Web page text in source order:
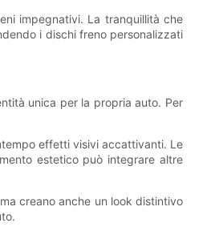
impegnativi. La tranquillità che
i dischi freno personalizzati
unica per la propria auto. Per
effetti visivi accattivanti. Le
estetico può integrare altre
creano anche un look distintivo